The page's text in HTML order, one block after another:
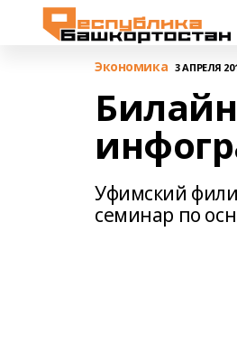
Экономика 3 АПРЕЛЯ
Уфимский
семинар по